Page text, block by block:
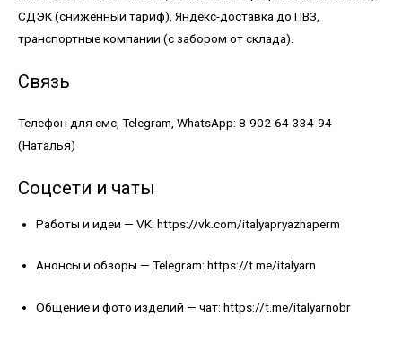
СДЭК (сниженный тариф), Яндекс-доставка до ПВЗ,
транспортные компании (с забором от склада).
Связь
Телефон для смс, Telegram, WhatsApp: 8-902-64-334-94
(Наталья)
Соцсети и чаты
Работы и идеи — VK: https://vk.com/italyapryazhaperm
Анонсы и обзоры — Telegram: https://t.me/italyarn
Общение и фото изделий — чат: https://t.me/italyarnobr